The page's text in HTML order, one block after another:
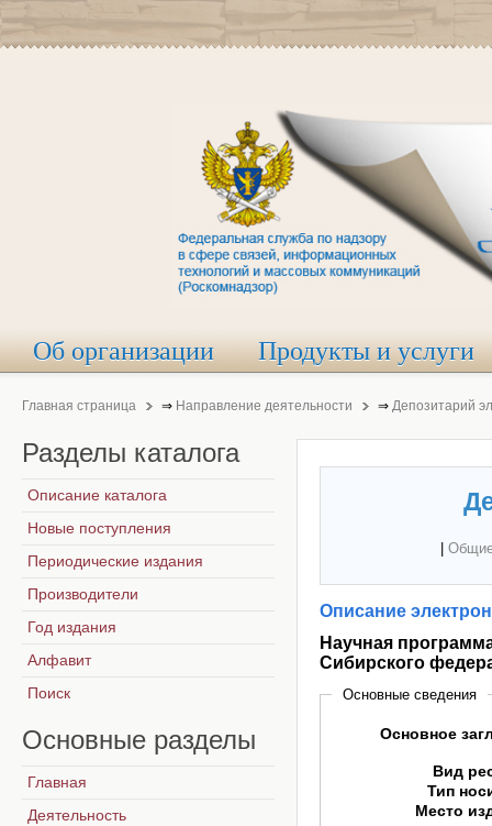
Об организации Продукты и услуги
Главная страница ⇒ Направление деятельности ⇒ Депозитарий
Описание
Научная
Сибирского
Основные сведения
Основное
Вид
Тип
Место
Разделы каталога
Описание каталога
Новые поступления
Периодические издания
Производители
Год издания
Алфавит
Поиск
Основные разделы
Главная
Деятельность